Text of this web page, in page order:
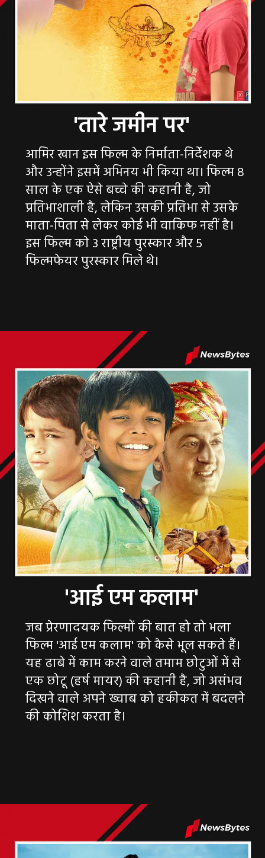
आमिर खान इस फिल्म के निर्माता-निर्देशक थे
और उन्होंने इसमें अभिनय भी किया था। फिल्म 8
साल के एक ऐसे बच्चे की कहानी है, जो
प्रतिभाशाली है, लेकिन उसकी प्रतिभा से उसके
माता-पिता से लेकर कोई भी वाकिफ नहीं है।
इस फिल्म काे 3 राष्ट्रीय पुरस्कार और 5
जब प्रेरणादयक फिल्मों की बात हो तो भला
फिल्म 'आई एम कलाम' को कैसे भूल सकते हैं।
यह ढाबे में काम करने वाले तमाम छोटुओं में से
एक छोटू (हर्ष मायर) की कहानी है, जो असंभव
दिखने वाले अपने ख्वाब को हकीकत में बदलने